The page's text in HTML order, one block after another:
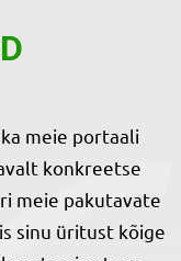
meie portaali
konkreetse
meie pakutavate
sinu üritust kõige